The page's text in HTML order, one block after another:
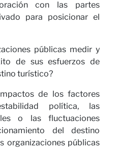
con las partes
para posicionar el
públicas medir y
de sus esfuerzos de
turístico?
de los factores
política, las
o las fluctuaciones
del destino
organizaciones públicas